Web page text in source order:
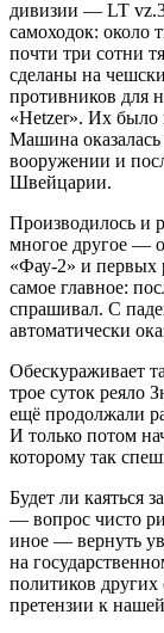
дивизии — LT
самоходок: около
почти три сотни
сделаны на
противников для
«Hetzer». Их было
Машина оказалась
вооружении и
Швейцарии.
Производилось и
многое другое —
«Фау-2» и первых
самое главное:
спрашивал. С
автоматически
Обескураживает
трое суток реяло
ещё продолжали
И только потом
которому так
Будет ли каяться
— вопрос чисто
иное — вернуть
на
политиков других
претензии к